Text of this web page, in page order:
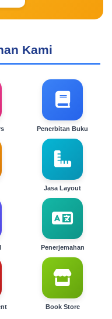
Kami
Penerbitan Buku
Jasa Layout
Penerjemahan
Book Store